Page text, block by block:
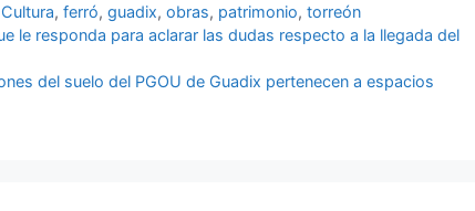
Cultura,ferró,guadix,obras, patrimonio,torreón
le responda para aclarar las dudas respecto a la llegada del
del suelo del PGOU de Guadix pertenecen a espacios